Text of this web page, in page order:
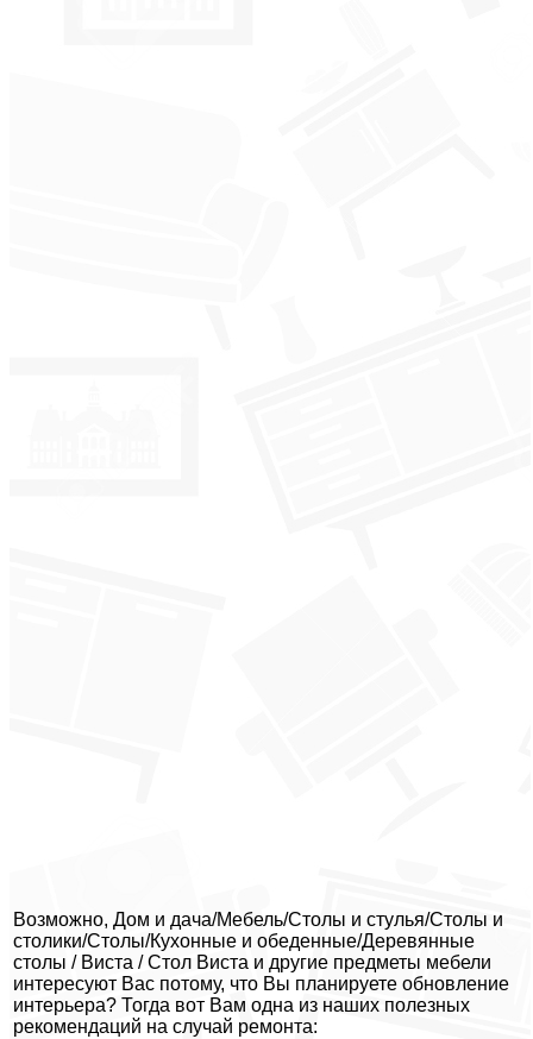
Возможно, Дом и дача/Мебель/Столы и стулья/Столы и
столики/Столы/Кухонные и обеденные/Деревянные
столы / Виста / Стол Виста и другие предметы мебели
интересуют Вас потому, что Вы планируете обновление
интерьера? Тогда вот Вам одна из наших полезных
рекомендаций на случай ремонта: